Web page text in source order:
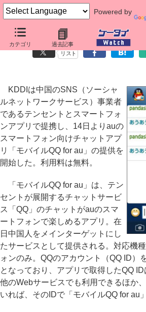
Powered by
カテゴリ 過去記事
KDDIと中国テンセントが提携、auスマホに
リスト
KDDIは中国のSNS（ソーシャ
ルネットワークサービス）事業者
であるテンセントとスマートフォ
ンアプリで提携し、14日よりauの
スマートフォン向けチャットアプ
リ「モバイルQQ for au」の提供を
開始した。利用料は無料。
「モバイルQQ for au」は、テン
セントが展開するチャットサービ
ス「QQ」のチャットがauのスマ
ートフォンで楽しめるアプリ。在
日中国人をメインターゲットにし
たサービスとして提供される。対応機
ォンのみ。QQのアカウント（QQ ID）
となっており、アプリで取得したQQ
他のWebサービスでも利用できるほか
いれば、そのIDで「モバイルQQ for au